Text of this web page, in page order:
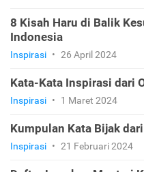
8 Kisah Haru di Balik
Indonesia
Inspirasi • 26 April 2024
Kata-Kata Inspirasi dari
Inspirasi • 1 Maret 2024
Kumpulan Kata Bijak
Inspirasi • 21 Februari 2024